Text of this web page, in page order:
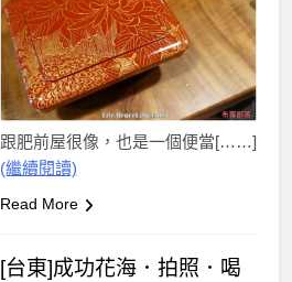
跟肥前屋很像，也是一個便當[……]
(繼續閱讀)
Read More
[台東]成功花海．拍照．喝